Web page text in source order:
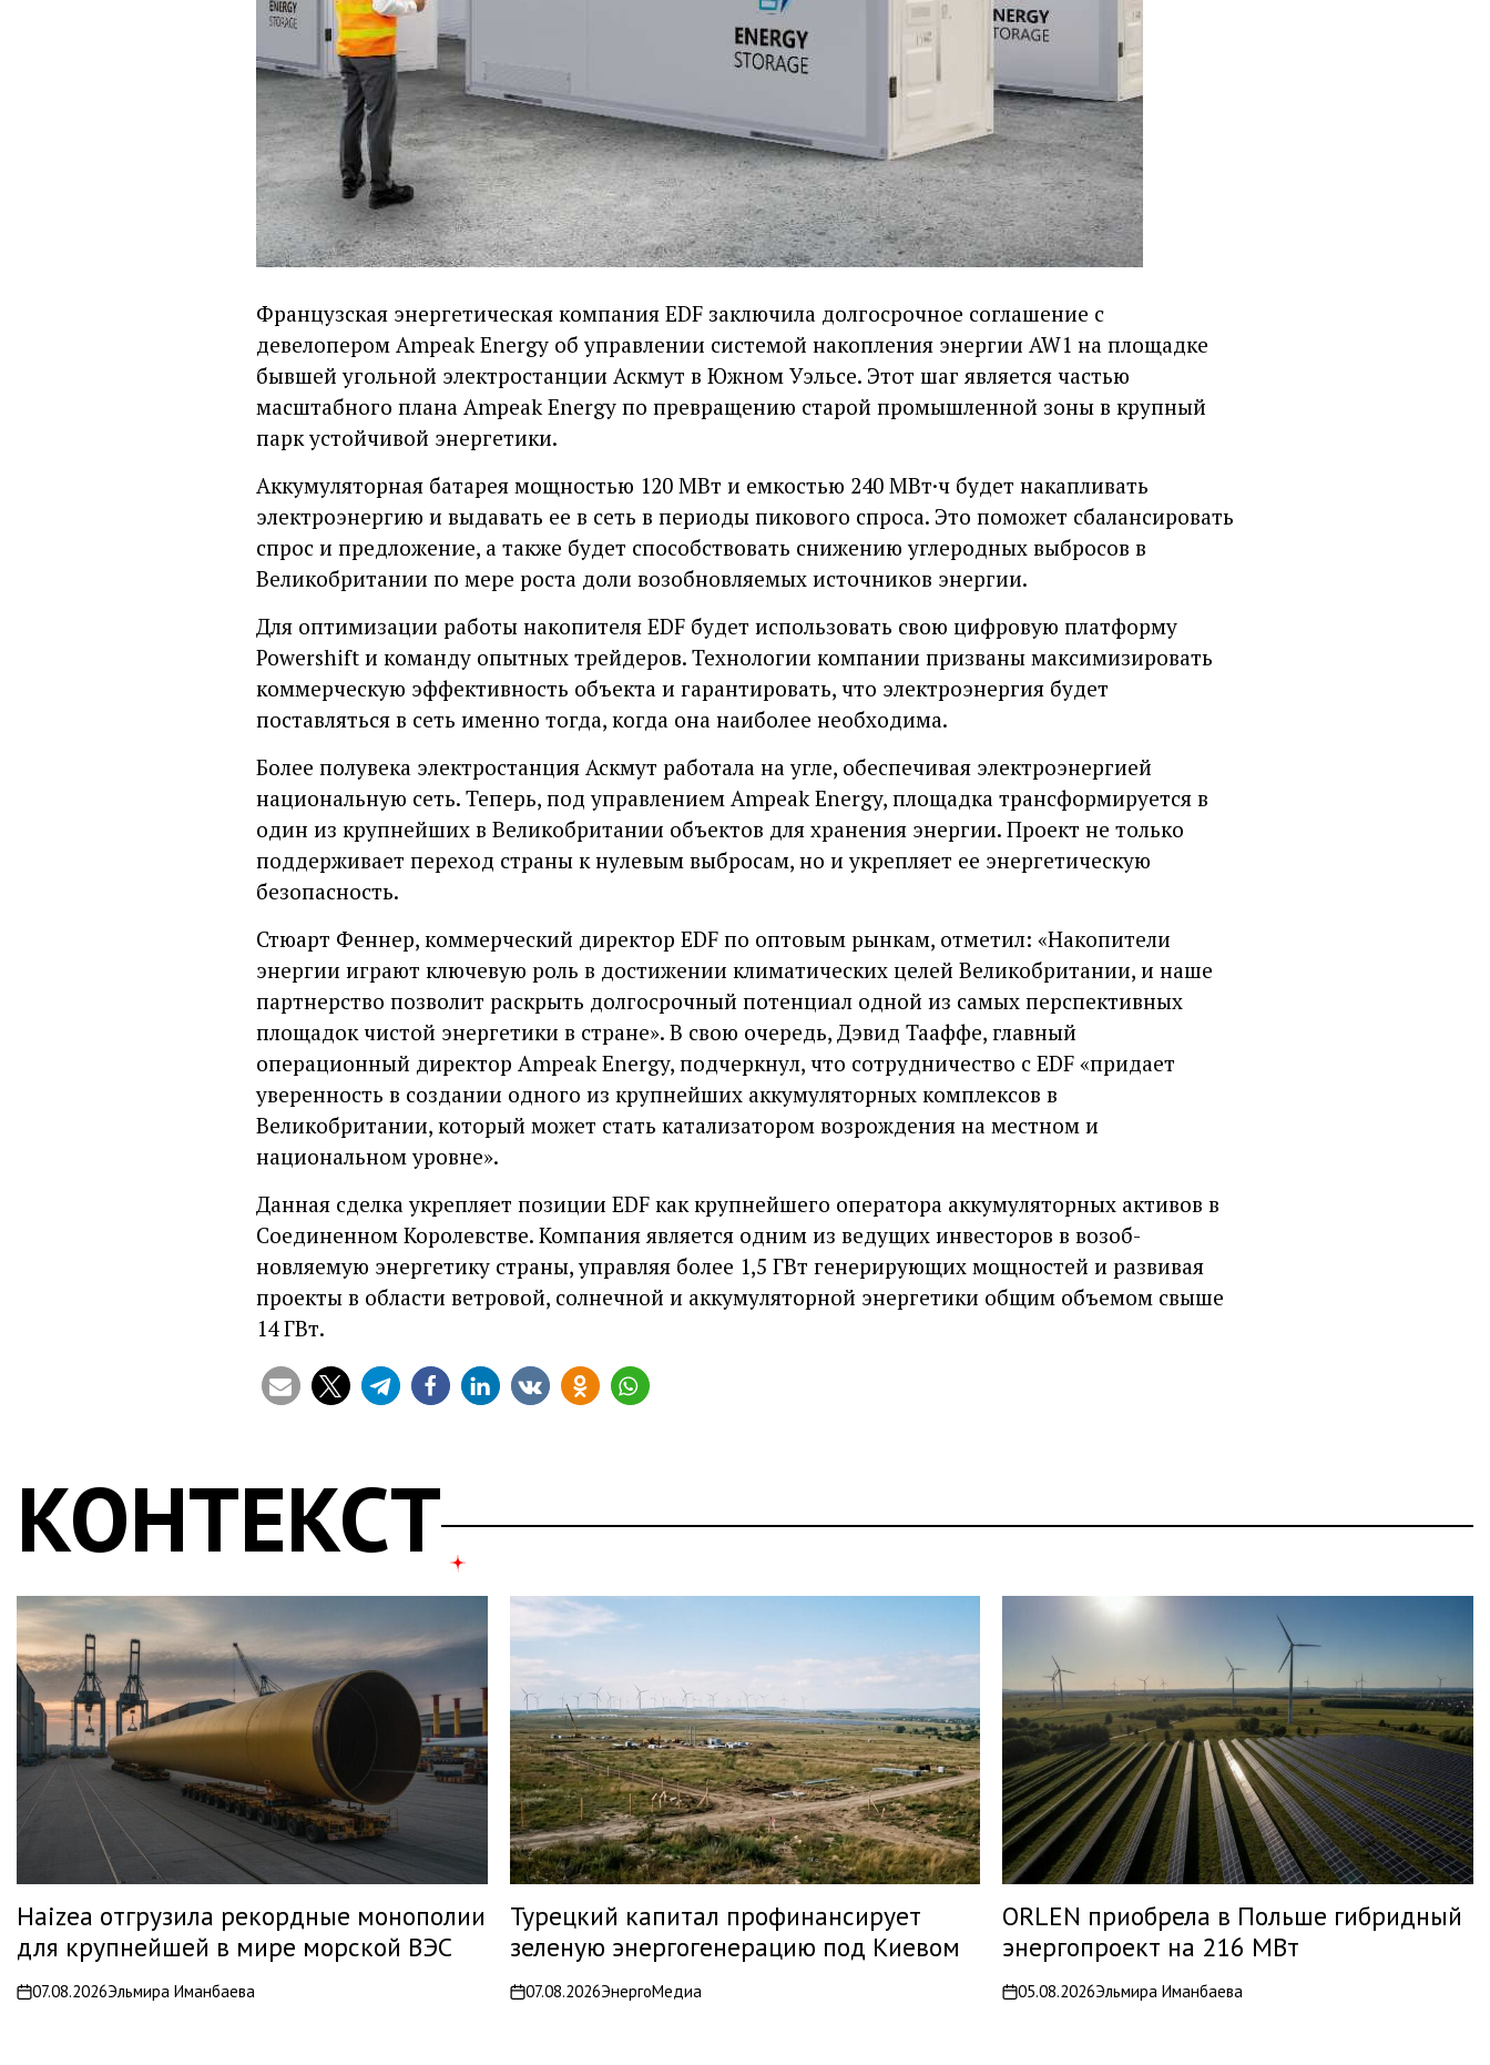
Французская энергетическая компания EDF заключила долгосрочное соглашение с
девелопером Ampeak Energy об управлении системой накопления энергии AW1 на площадке
бывшей угольной электростанции Аскмут в Южном Уэльсе. Этот шаг является частью
масштабного плана Ampeak Energy по превращению старой промышленной зоны в крупный
парк устойчивой энергетики.
Аккумуляторная батарея мощностью 120 МВт и емкостью 240 МВт·ч будет накапливать
электроэнергию и выдавать ее в сеть в периоды пикового спроса. Это поможет сбалансировать
спрос и предложение, а также будет способствовать снижению углеродных выбросов в
Великобритании по мере роста доли возобновляемых источников энергии.
Для оптимизации работы накопителя EDF будет использовать свою цифровую платформу
Powershift и команду опытных трейдеров. Технологии компании призваны максимизировать
коммерческую эффективность объекта и гарантировать, что электроэнергия будет
поставляться в сеть именно тогда, когда она наиболее необходима.
Более полувека электростанция Аскмут работала на угле, обеспечивая электроэнергией
национальную сеть. Теперь, под управлением Ampeak Energy, площадка трансформируется в
один из крупнейших в Великобритании объектов для хранения энергии. Проект не только
поддерживает переход страны к нулевым выбросам, но и укрепляет ее энергетическую
безопасность.
Стюарт Феннер, коммерческий директор EDF по оптовым рынкам, отметил: «Накопители
энергии играют ключевую роль в достижении климатических целей Великобритании, и наше
партнерство позволит раскрыть долгосрочный потенциал одной из самых перспективных
площадок чистой энергетики в стране». В свою очередь, Дэвид Тааффе, главный
операционный директор Ampeak Energy, подчеркнул, что сотрудничество с EDF «придает
уверенность в создании одного из крупнейших аккумуляторных комплексов в
Великобритании, который может стать катализатором возрождения на местном и
национальном уровне».
Данная сделка укрепляет позиции EDF как крупнейшего оператора аккумуляторных активов в
Соединенном Королевстве. Компания является одним из ведущих инвесторов в возоб-
новляемую энергетику страны, управляя более 1,5 ГВт генерирующих мощностей и развивая
проекты в области ветровой, солнечной и аккумуляторной энергетики общим объемом свыше
14 ГВт.
КОНТЕКСТ
Haizea отгрузила рекордные монополии
для крупнейшей в мире морской ВЭС
on07.08.2026Эльмира Иманбаева
Турецкий капитал профинансирует
зеленую энергогенерацию под Киевом
on07.08.2026ЭнергоМедиа
ORLEN приобрела в Польше гибридный
энергопроект на 216 МВт
on05.08.2026Эльмира Иманбаева